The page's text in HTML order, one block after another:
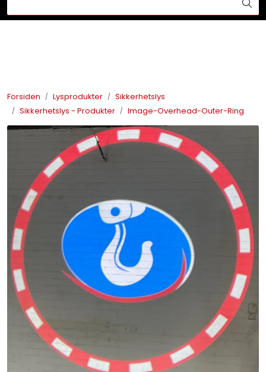
Forsiden Lysprodukter
Sikkerhetslys
Sikkerhetslys - Produkter
Image-Overhead-Outer-Ring
Lysprodukter
Redningskammere
Maskinsikring
Bærekraft
Nyheter
Service og support
Kontakt oss